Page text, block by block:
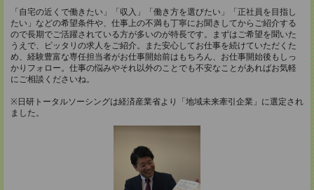
「自宅の近くで働きたい」「収入」「働き方を選びたい」「正社員を目指し
たい」などの希望条件や、仕事上の不満も丁寧にお聞きしてからご紹介する
ので長期でご活躍されている方が多いのが特長です。まずはご希望を聞いた
うえで、ピッタリの求人をご紹介。また安心してお仕事を続けていただくた
め、経験豊富な専任担当者がお仕事開始前はもちろん、お仕事開始後もしっ
かりフォロー。仕事の悩みやそれ以外のことでも不安なことがあればお気軽
にご相談くださいね。
※日研トータルソーシングは経済産業省より「地域未来牽引企業」に選定され
ました。